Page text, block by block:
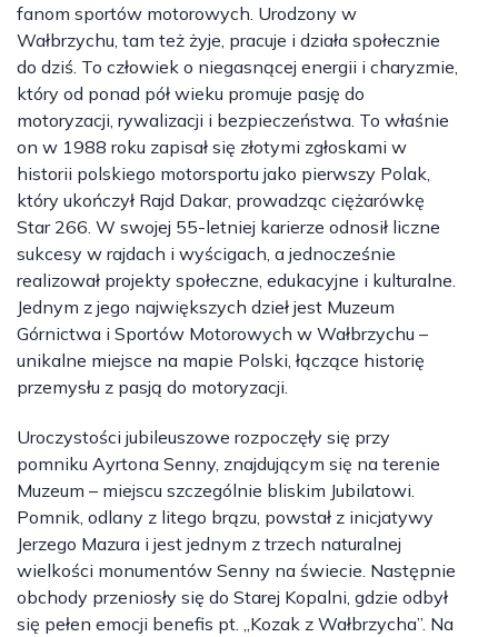
fanom sportów motorowych. Urodzony w
Wałbrzychu, tam też żyje, pracuje i działa społecznie
do dziś. To człowiek o niegasnącej energii i charyzmie,
który od ponad pół wieku promuje pasję do
motoryzacji, rywalizacji i bezpieczeństwa. To właśnie
on w 1988 roku zapisał się złotymi zgłoskami w
historii polskiego motorsportu jako pierwszy Polak,
który ukończył Rajd Dakar, prowadząc ciężarówkę
Star 266. W swojej 55-letniej karierze odnosił liczne
sukcesy w rajdach i wyścigach, a jednocześnie
realizował projekty społeczne, edukacyjne i kulturalne.
Jednym z jego największych dzieł jest Muzeum
Górnictwa i Sportów Motorowych w Wałbrzychu –
unikalne miejsce na mapie Polski, łączące historię
przemysłu z pasją do motoryzacji.
Uroczystości jubileuszowe rozpoczęły się przy
pomniku Ayrtona Senny, znajdującym się na terenie
Muzeum – miejscu szczególnie bliskim Jubilatowi.
Pomnik, odlany z litego brązu, powstał z inicjatywy
Jerzego Mazura i jest jednym z trzech naturalnej
wielkości monumentów Senny na świecie. Następnie
obchody przeniosły się do Starej Kopalni, gdzie odbył
się pełen emocji benefis pt. „Kozak z Wałbrzycha”. Na